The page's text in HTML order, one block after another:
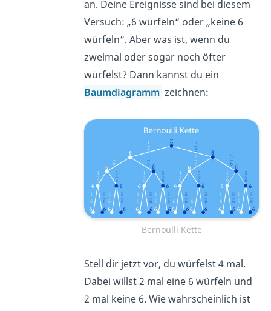
an. Deine Ereignisse sind bei diesem
Versuch: „6 würfeln“ oder „keine 6
würfeln“. Aber was ist, wenn du
zweimal oder sogar noch öfter
würfelst? Dann kannst du ein
Baumdiagramm zeichnen:
Bernoulli Kette
Stell dir jetzt vor, du würfelst 4 mal.
Dabei willst 2 mal eine 6 würfeln und
2 mal keine 6. Wie wahrscheinlich ist